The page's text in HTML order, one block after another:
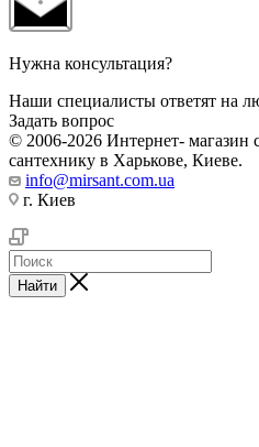
Нужна консультация?
Наши специалисты ответят на
Задать вопрос
© 2006-2026 Интернет- магазин
сантехнику в Харькове, Киеве.
info@mirsant.com.ua
г. Киев
Найти